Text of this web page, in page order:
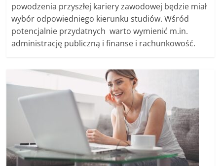
powodzenia przyszłej kariery zawodowej będzie miał
wybór odpowiedniego kierunku studiów. Wśród
potencjalnie przydatnych warto wymienić m.in.
administrację publiczną i finanse i rachunkowość.